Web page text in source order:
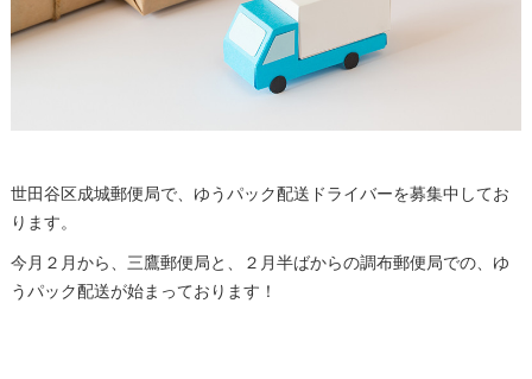
世田谷区成城郵便局で、ゆうパック配送ドライバーを募集中してお
ります。
今月２月から、三鷹郵便局と、２月半ばからの調布郵便局での、ゆ
うパック配送が始まっております！